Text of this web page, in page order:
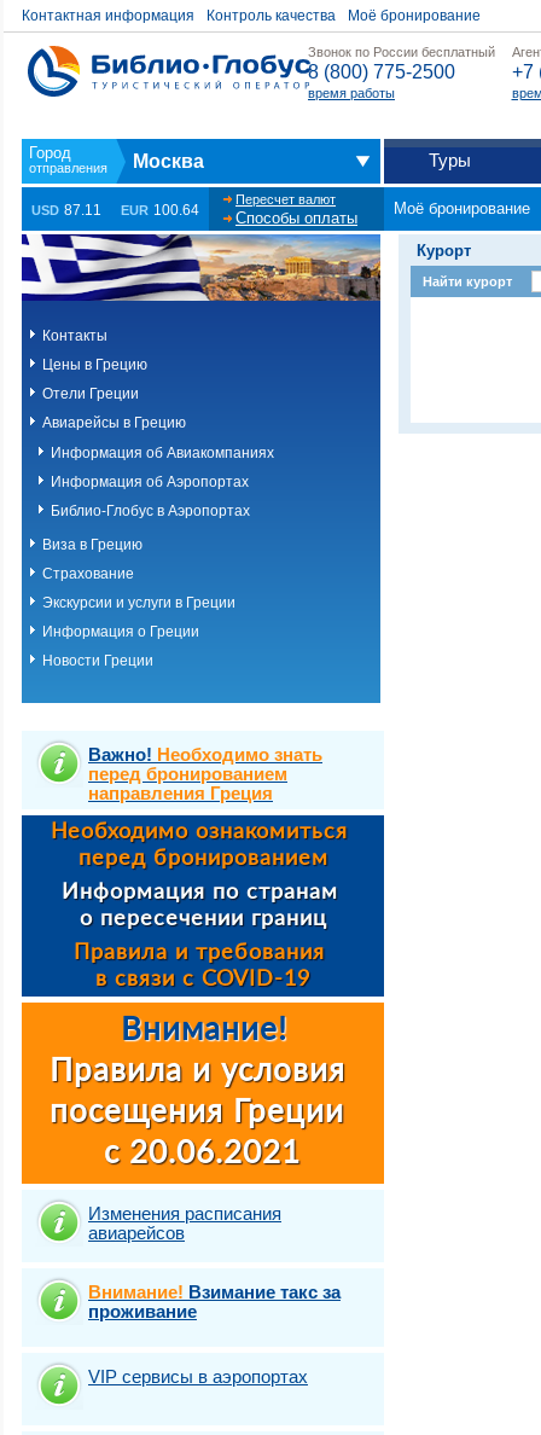
Контактная информация Контроль качества Моё бронирование
Звонок по России бесплатный
8 (800) 775-2500
время работы
+7
Москва Туры
USD 87.11 EUR 100.64
Пересчет валют
Способы оплаты
Моё бронирование
Контакты
Цены в Грецию
Отели Греции
Авиарейсы в Грецию
Информация об Авиакомпаниях
Информация об Аэропортах
Библио-Глобус в Аэропортах
Виза в Грецию
Страхование
Экскурсии и услуги в Греции
Информация о Греции
Новости Греции
Важно! Необходимо знать
перед бронированием
направления Греция
Изменения расписания
авиарейсов
Внимание! Взимание такс за
проживание
VIP сервисы в аэропортах
Курорт
Найти курорт